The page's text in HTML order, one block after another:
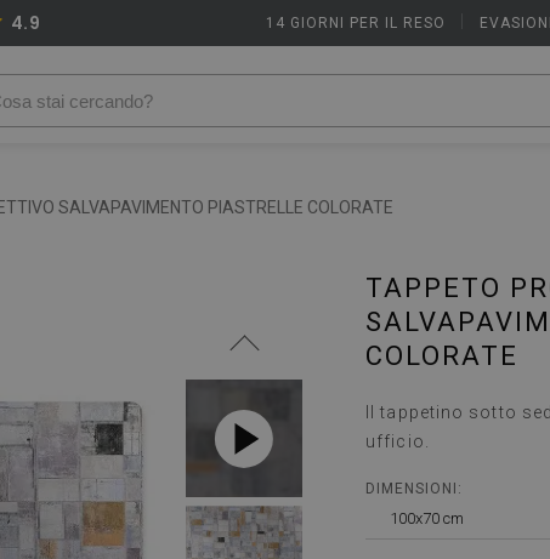
14 GIORNI PER IL RESO
4.9
SALVAPAVIMENTO PIASTRELLE COLORATE
TAPPETO
COLORATE
Il tappetino sotto
ufficio.
DIMENSIONI:
100x70 cm